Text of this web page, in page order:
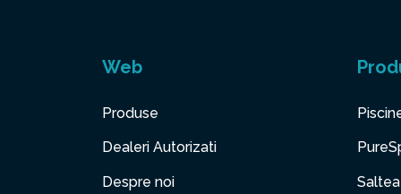
Web
Produse
Dealeri Autorizati
Despre noi